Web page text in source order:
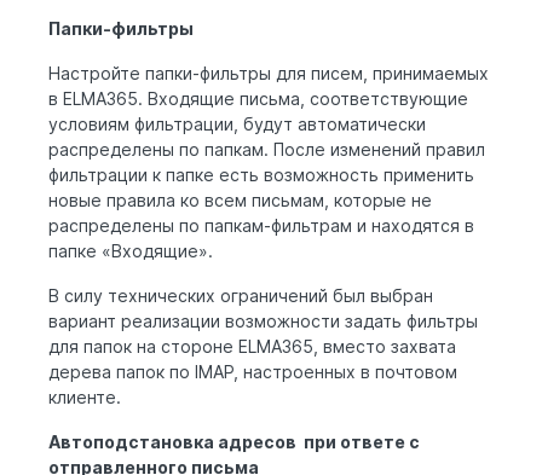
Папки-фильтры
Настройте папки-фильтры для писем, принимаемых
в ELMA365. Входящие письма, соответствующие
условиям фильтрации, будут автоматически
распределены по папкам. После изменений правил
фильтрации к папке есть возможность применить
новые правила ко всем письмам, которые не
распределены по папкам-фильтрам и находятся в
папке «Входящие».
В силу технических ограничений был выбран
вариант реализации возможности задать фильтры
для папок на стороне ELMA365, вместо захвата
дерева папок по IMAP, настроенных в почтовом
клиенте.
Автоподстановка адресов при ответе с
отправленного письма